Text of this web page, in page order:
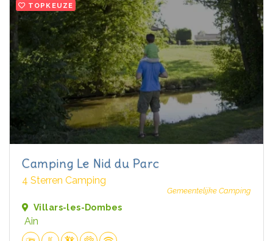
TOPKEUZE
Camping Le Nid du Parc
4 Sterren Camping
Gemeentelijke Camping
Villars-les-Dombes
Ain